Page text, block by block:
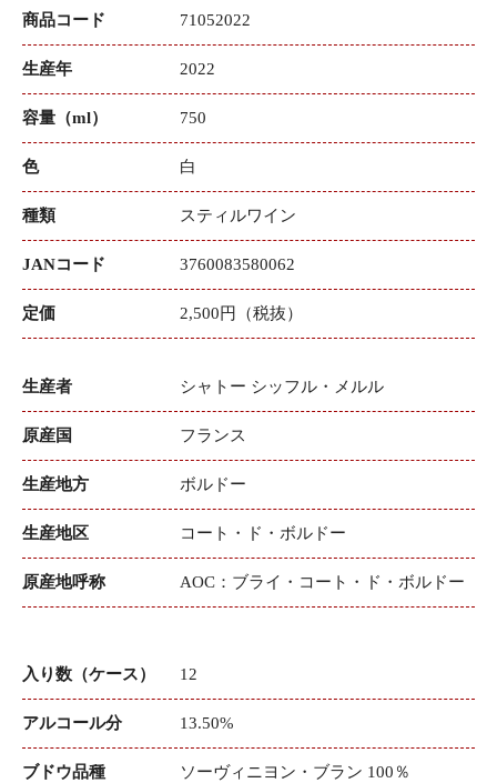
商品コード 71052022
生産年 2022
容量（ml） 750
色 白
種類 スティルワイン
JANコード 3760083580062
定価 2,500円（税抜）
生産者 シャトー シッフル・メルル
原産国 フランス
生産地方 ボルドー
生産地区 コート・ド・ボルドー
原産地呼称 AOC：ブライ・コート・ド・ボルドー
入り数（ケース） 12
アルコール分 13.50%
ブドウ品種 ソーヴィニヨン・ブラン 100％